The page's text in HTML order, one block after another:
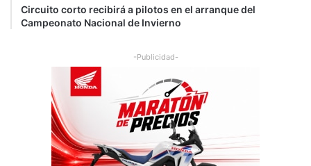
Circuito corto recibirá a pilotos en el arranque del
Campeonato Nacional de Invierno
-Publicidad-